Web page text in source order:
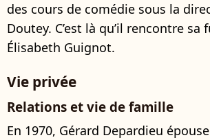
des cours de comédie sous la
Doutey. C’est là qu’il rencontre sa
Élisabeth Guignot.
Vie privée
Relations et vie de famille
En 1970, Gérard Depardieu